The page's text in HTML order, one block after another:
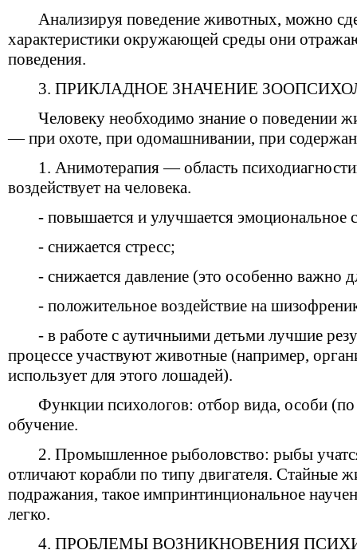
Анализируя поведение животных, можно
характеристики окружающей среды они
поведения.
3. ПРИКЛАДНОЕ ЗНАЧЕНИЕ
Человеку необходимо знание о поведении
— при охоте, при одомашнивании, при
1. Анимотерапия — область
воздействует на человека.
- повышается и улучшается эмоциональное
- снижается стресс;
- снижается давление (это особенно важно
- положительное воздействие на
- в работе с аутичныими детьми лучшие
процессе участвуют животные (например,
использует для этого лошадей).
Функции психологов: отбор вида, особи
обучение.
2. Промышленное рыболовство: рыбы
отличают корабли по типу двигателя. Стайные
подражания, такое импринтинциональное
легко.
4. ПРОБЛЕМЫ ВОЗНИКНОВЕНИЯ